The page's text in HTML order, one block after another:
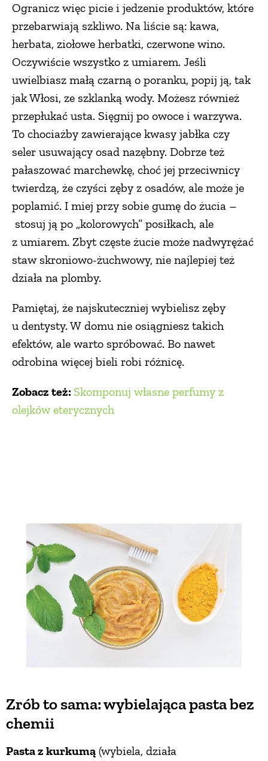
Ogranicz więc picie i jedzenie produktów, które
przebarwiają szkliwo. Na liście są: kawa,
herbata, ziołowe herbatki, czerwone wino.
Oczywiście wszystko z umiarem. Jeśli
uwielbiasz małą czarną o poranku, popij ją, tak
jak Włosi, ze szklanką wody. Możesz również
przepłukać usta. Sięgnij po owoce i warzywa.
To chociażby zawierające kwasy jabłka czy
seler usuwający osad nazębny. Dobrze też
pałaszować marchewkę, choć jej przeciwnicy
twierdzą, że czyści zęby z osadów, ale może je
poplamić. I miej przy sobie gumę do żucia –
stosuj ją po „kolorowych” posiłkach, ale
z umiarem. Zbyt częste żucie może nadwyrężać
staw skroniowo-żuchwowy, nie najlepiej też
działa na plomby.
Pamiętaj, że najskuteczniej wybielisz zęby
u dentysty. W domu nie osiągniesz takich
efektów, ale warto spróbować. Bo nawet
odrobina więcej bieli robi różnicę.
Zobacz też: Skomponuj własne perfumy z
olejków eterycznych
Zrób to sama: wybielająca pasta bez
chemii
Pasta z kurkumą (wybiela, działa